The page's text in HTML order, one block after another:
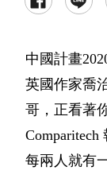
中國計畫
英國作家喬
哥，正看著
每兩人就有